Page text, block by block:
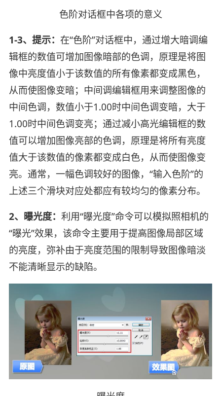
色阶对话框中各项的意义
1-3、提示： 在“色阶”对话框中，通过增大暗调编
辑框的数值可增加图像暗部的色调，原理是将图
像中亮度值小于该数值的所有像素都变成黑色，
从而使图像变暗；中间调编辑框用来调整图像的
中间色调，数值小于1.00时中间色调变暗，大于
1.00时中间色调变亮；通过减小高光编辑框的数
值可以增加图像亮部的色调，原理是将所有亮度
值大于该数值的像素都变成白色，从而使图像变
亮。通常，一幅色调较好的图像，“输入色阶”的
上述三个滑块对应处都应有较均匀的像素分布。
2、曝光度： 利用“曝光度”命令可以模拟照相机的
“曝光”效果，该命令主要用于提高图像局部区域
的亮度，弥补由于亮度范围的限制导致图像暗淡
不能清晰显示的缺陷。